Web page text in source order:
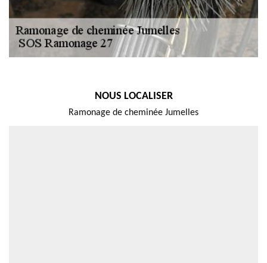
NOUS LOCALISER
Ramonage de cheminée Jumelles